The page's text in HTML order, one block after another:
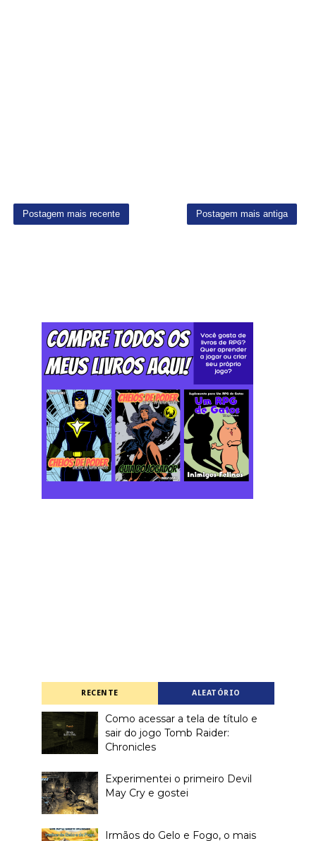
Postagem mais recente Postagem mais antiga
RECENTE ALEATÓRIO
Como acessar a tela de título e
sair do jogo Tomb Raider:
Chronicles
Experimentei o primeiro Devil
May Cry e gostei
Irmãos do Gelo e Fogo, o mais